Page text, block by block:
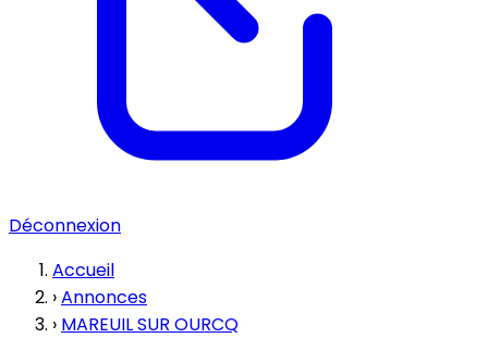
Déconnexion
Accueil
›Annonces
› MAREUIL SUR OURCQ